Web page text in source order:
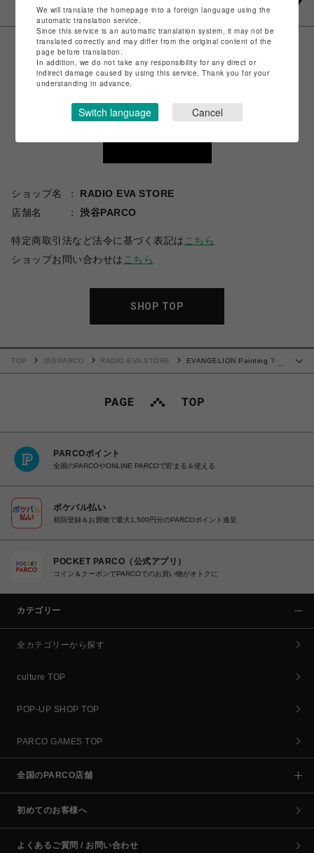
ショップ名
RADIO EVA STORE
店舗名
渋谷PARCO
特定商取引法など法令に基づく表記は こちら
ショップお問い合わせは こちら
SHOP TOP
TOP 渋谷PARCO RADIO EVA STORE
EVANGELION Painting T-
PARCOポイント
全国のPARCOやONLINE PARCOで貯まる＆使える
ポケパル払い
初回登録＆お買物で最大1,500円分のPARCOポイント進呈
POCKET PARCO（公式アプリ）
コイン＆クーポンでPARCOでのお買い物がオトクに
カテゴリー
全カテゴリーから探す
culture TOP
POP-UP SHOP TOP
PARCO GAMES TOP
全国のPARCO店舗
初めてのお客様へ
よくあるご質問 / お問い合わせ
We will translate the homepage into a foreign language using the
automatic translation service.
Since this service is an automatic translation system, it may not be
translated correctly and may differ from the original content of the
page before translation.
In addition, we do not take any responsibility for any direct or
indirect damage caused by using this service. Thank you for your
understanding in advance.
Switch language Cancel